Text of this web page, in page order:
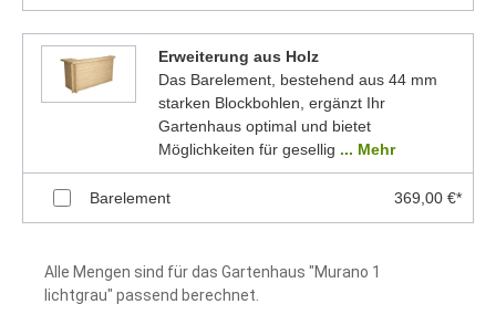
Erweiterung aus Holz
Das Barelement, bestehend aus 44 mm
starken Blockbohlen, ergänzt Ihr
Gartenhaus optimal und bietet
Möglichkeiten für gesellig ... Mehr
Barelement 369,00 €*
Alle Mengen sind für das Gartenhaus "Murano 1
lichtgrau" passend berechnet.